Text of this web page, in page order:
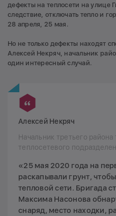
дефекты на теплосети на улице
следствие, отключать тепло и
28 апреля, 25 мая.
Но не только дефекты находят
Алексей Некряч, начальник
один интересный случай.
Алексей Некряч
Начальник третьего района
теплосетевого
«25 мая 2020 года на
раскапывали грунт,
тепловой сети. Бригада
Максима Насонова
снаряд, место находки,